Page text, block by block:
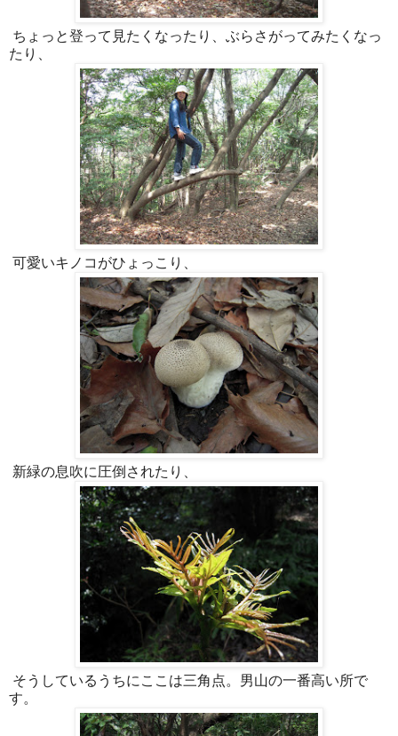
ちょっと登って見たくなったり、ぶらさがってみたくなっ
たり、
可愛いキノコがひょっこり、
新緑の息吹に圧倒されたり、
そうしているうちにここは三角点。男山の一番高い所で
す。